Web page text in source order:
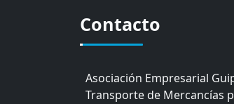
Contacto
Asociación Empresarial
Transporte de Mercancías